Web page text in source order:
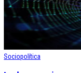
Sociopolítica